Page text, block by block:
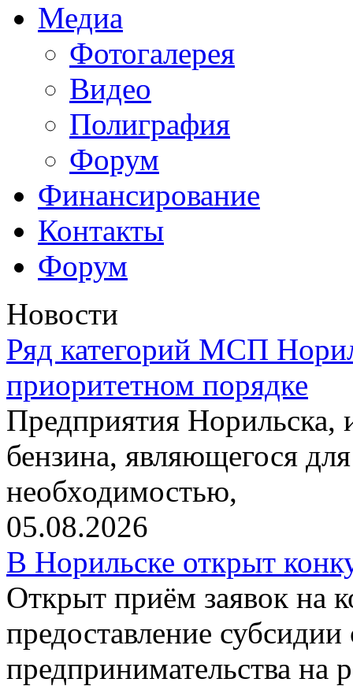
Медиа
Фотогалерея
Видео
Полиграфия
Форум
Финансирование
Контакты
Форум
Новости
Ряд категорий МСП
приоритетном порядке
Предприятия
бензина, являющегося
необходимостью,
05.08.2026
В Норильске открыт
Открыт приём заявок на
предоставление
предпринимательства на